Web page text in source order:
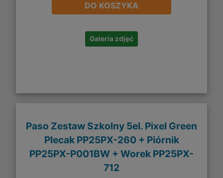
DO KOSZYKA
Galeria zdjęć
Paso Zestaw Szkolny 5el. Pixel Green
Plecak PP25PX-260 + Piórnik
PP25PX-P001BW + Worek PP25PX-
712